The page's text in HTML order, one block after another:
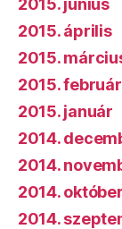
2015. április
2015.
2015. február
2015. január
2014.
2014.
2014. október
2014.